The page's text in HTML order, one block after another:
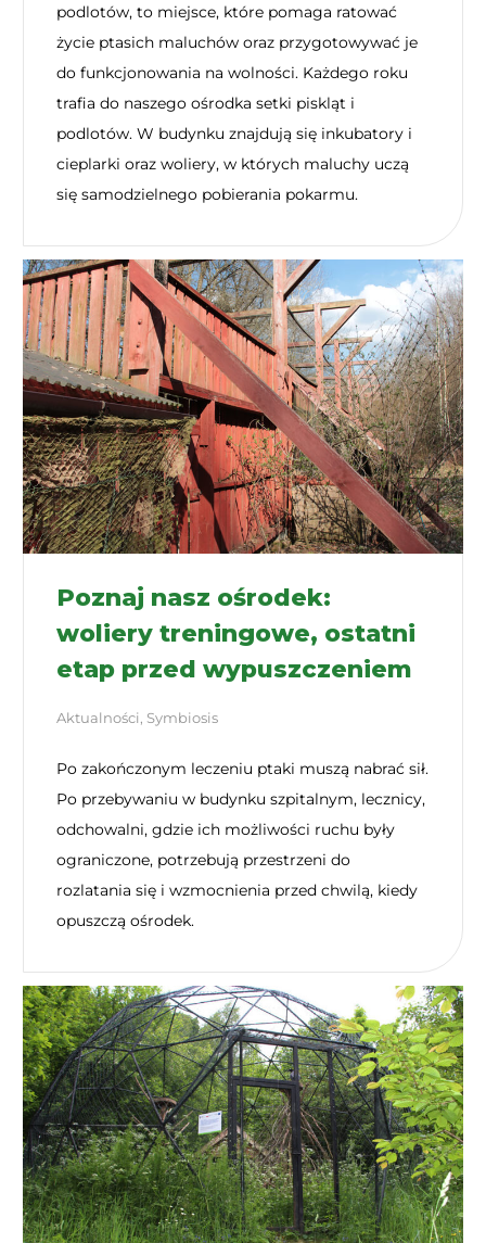
podlotów, to miejsce, które pomaga ratować
życie ptasich maluchów oraz przygotowywać je
do funkcjonowania na wolności. Każdego roku
trafia do naszego ośrodka setki piskląt i
podlotów. W budynku znajdują się inkubatory i
cieplarki oraz woliery, w których maluchy uczą
się samodzielnego pobierania pokarmu.
Poznaj nasz ośrodek:
woliery treningowe, ostatni
etap przed wypuszczeniem
Aktualności, Symbiosis
Po zakończonym leczeniu ptaki muszą nabrać sił.
Po przebywaniu w budynku szpitalnym, lecznicy,
odchowalni, gdzie ich możliwości ruchu były
ograniczone, potrzebują przestrzeni do
rozlatania się i wzmocnienia przed chwilą, kiedy
opuszczą ośrodek.